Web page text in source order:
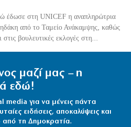
έδωσε στη UNICEF η αναπληρώτρια
από το Ταμείο Ανάκαμψης, καθώς
στις βουλευτικές εκλογές στη...
μαζί μας – η
εδώ!
για να μένεις πάντα
ειδήσεις, αποκαλύψεις και
από τη Δημοκρατία.